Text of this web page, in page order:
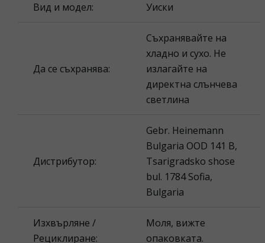
Вид и модел: Уиски
Да се съхранява:
Съхранявайте на
хладно и сухо. Не
излагайте на
директна слънчева
светлина
Дистрибутор:
Gebr. Heinemann
Bulgaria OOD 141 B,
Tsarigradsko shose
bul. 1784 Sofia,
Bulgaria
Изхвърляне /
Рециклиране:
Моля, вижте
опаковката.